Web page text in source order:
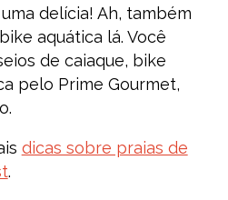
delícia! Ah, também
aquática lá. Você
de caiaque, bike
pelo Prime Gourmet,
dicas sobre praias de
.